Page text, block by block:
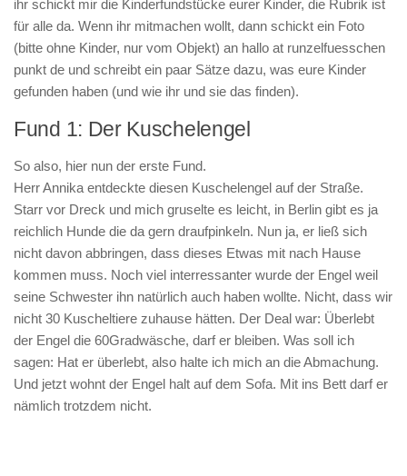
ihr schickt mir die Kinderfundstücke eurer Kinder, die Rubrik ist
für alle da. Wenn ihr mitmachen wollt, dann schickt ein Foto
(bitte ohne Kinder, nur vom Objekt) an hallo at runzelfuesschen
punkt de und schreibt ein paar Sätze dazu, was eure Kinder
gefunden haben (und wie ihr und sie das finden).
Fund 1: Der Kuschelengel
So also, hier nun der erste Fund.
Herr Annika entdeckte diesen Kuschelengel auf der Straße.
Starr vor Dreck und mich gruselte es leicht, in Berlin gibt es ja
reichlich Hunde die da gern draufpinkeln. Nun ja, er ließ sich
nicht davon abbringen, dass dieses Etwas mit nach Hause
kommen muss. Noch viel interressanter wurde der Engel weil
seine Schwester ihn natürlich auch haben wollte. Nicht, dass wir
nicht 30 Kuscheltiere zuhause hätten. Der Deal war: Überlebt
der Engel die 60Gradwäsche, darf er bleiben. Was soll ich
sagen: Hat er überlebt, also halte ich mich an die Abmachung.
Und jetzt wohnt der Engel halt auf dem Sofa. Mit ins Bett darf er
nämlich trotzdem nicht.